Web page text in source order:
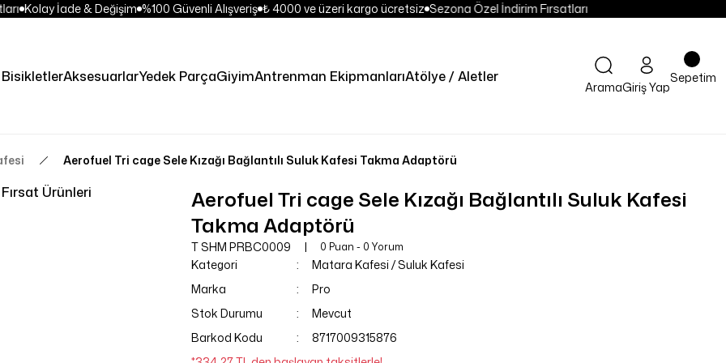
Kolay İade & Değişim %100 Güvenli Alışveriş ₺ 4000 ve üzeri kargo ücretsiz Sezona Özel İndirim Fırsatları
BisikletlerAksesuarlarYedek ParçaGiyimAntrenman EkipmanlarıAtölye / Aletler
Fırsat Ürünleri
AramaGiriş Yap
Sepetim
Aerofuel Tri cage Sele Kızağı Bağlantılı Suluk Kafesi Takma Adaptörü
Aerofuel Tri cage Sele Kızağı Bağlantılı Suluk Kafesi
Takma Adaptörü
T SHM PRBC0009 0 Puan - 0 Yorum
Kategori
Matara Kafesi / Suluk Kafesi
Marka
Pro
Stok Durumu
Mevcut
Barkod Kodu
8717009315876